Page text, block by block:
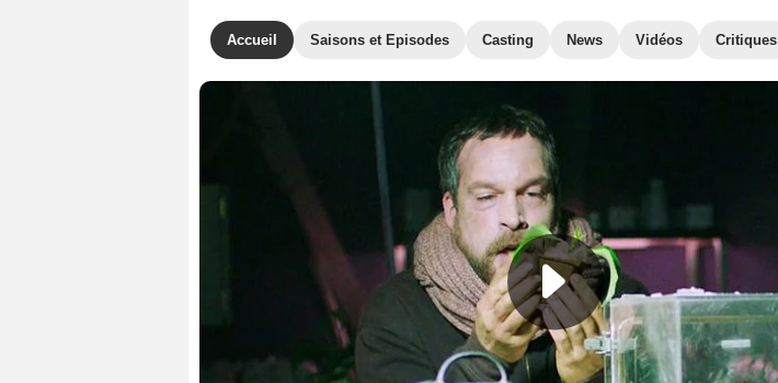
Accueil Saisons et Episodes Casting News Vidéos Critiques